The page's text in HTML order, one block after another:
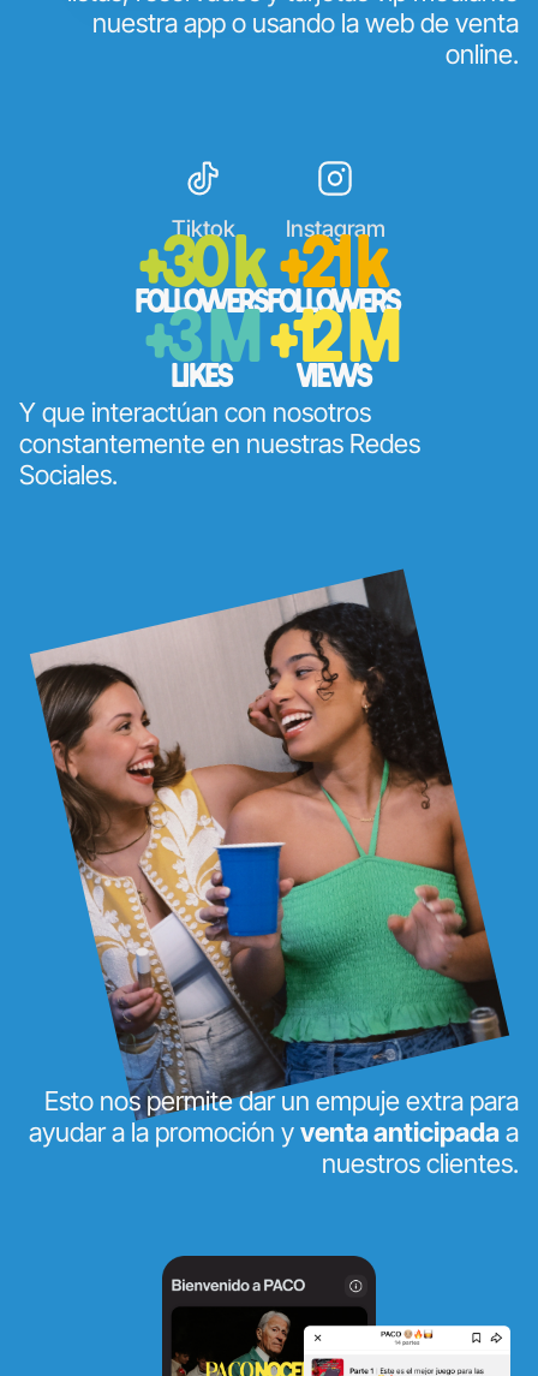
nuestra app o usando la web de venta
online.
Y que interactúan con nosotros
constantemente en nuestras Redes
Sociales.
Tiktok
+30 k
FOLLOWERS
+3 M
LIKES
Instagram
+21 k
FOLLOWERS
+12 M
VIEWS
Esto nos permite dar un empuje extra para
ayudar a la promoción yventa anticipadaa
nuestros clientes.